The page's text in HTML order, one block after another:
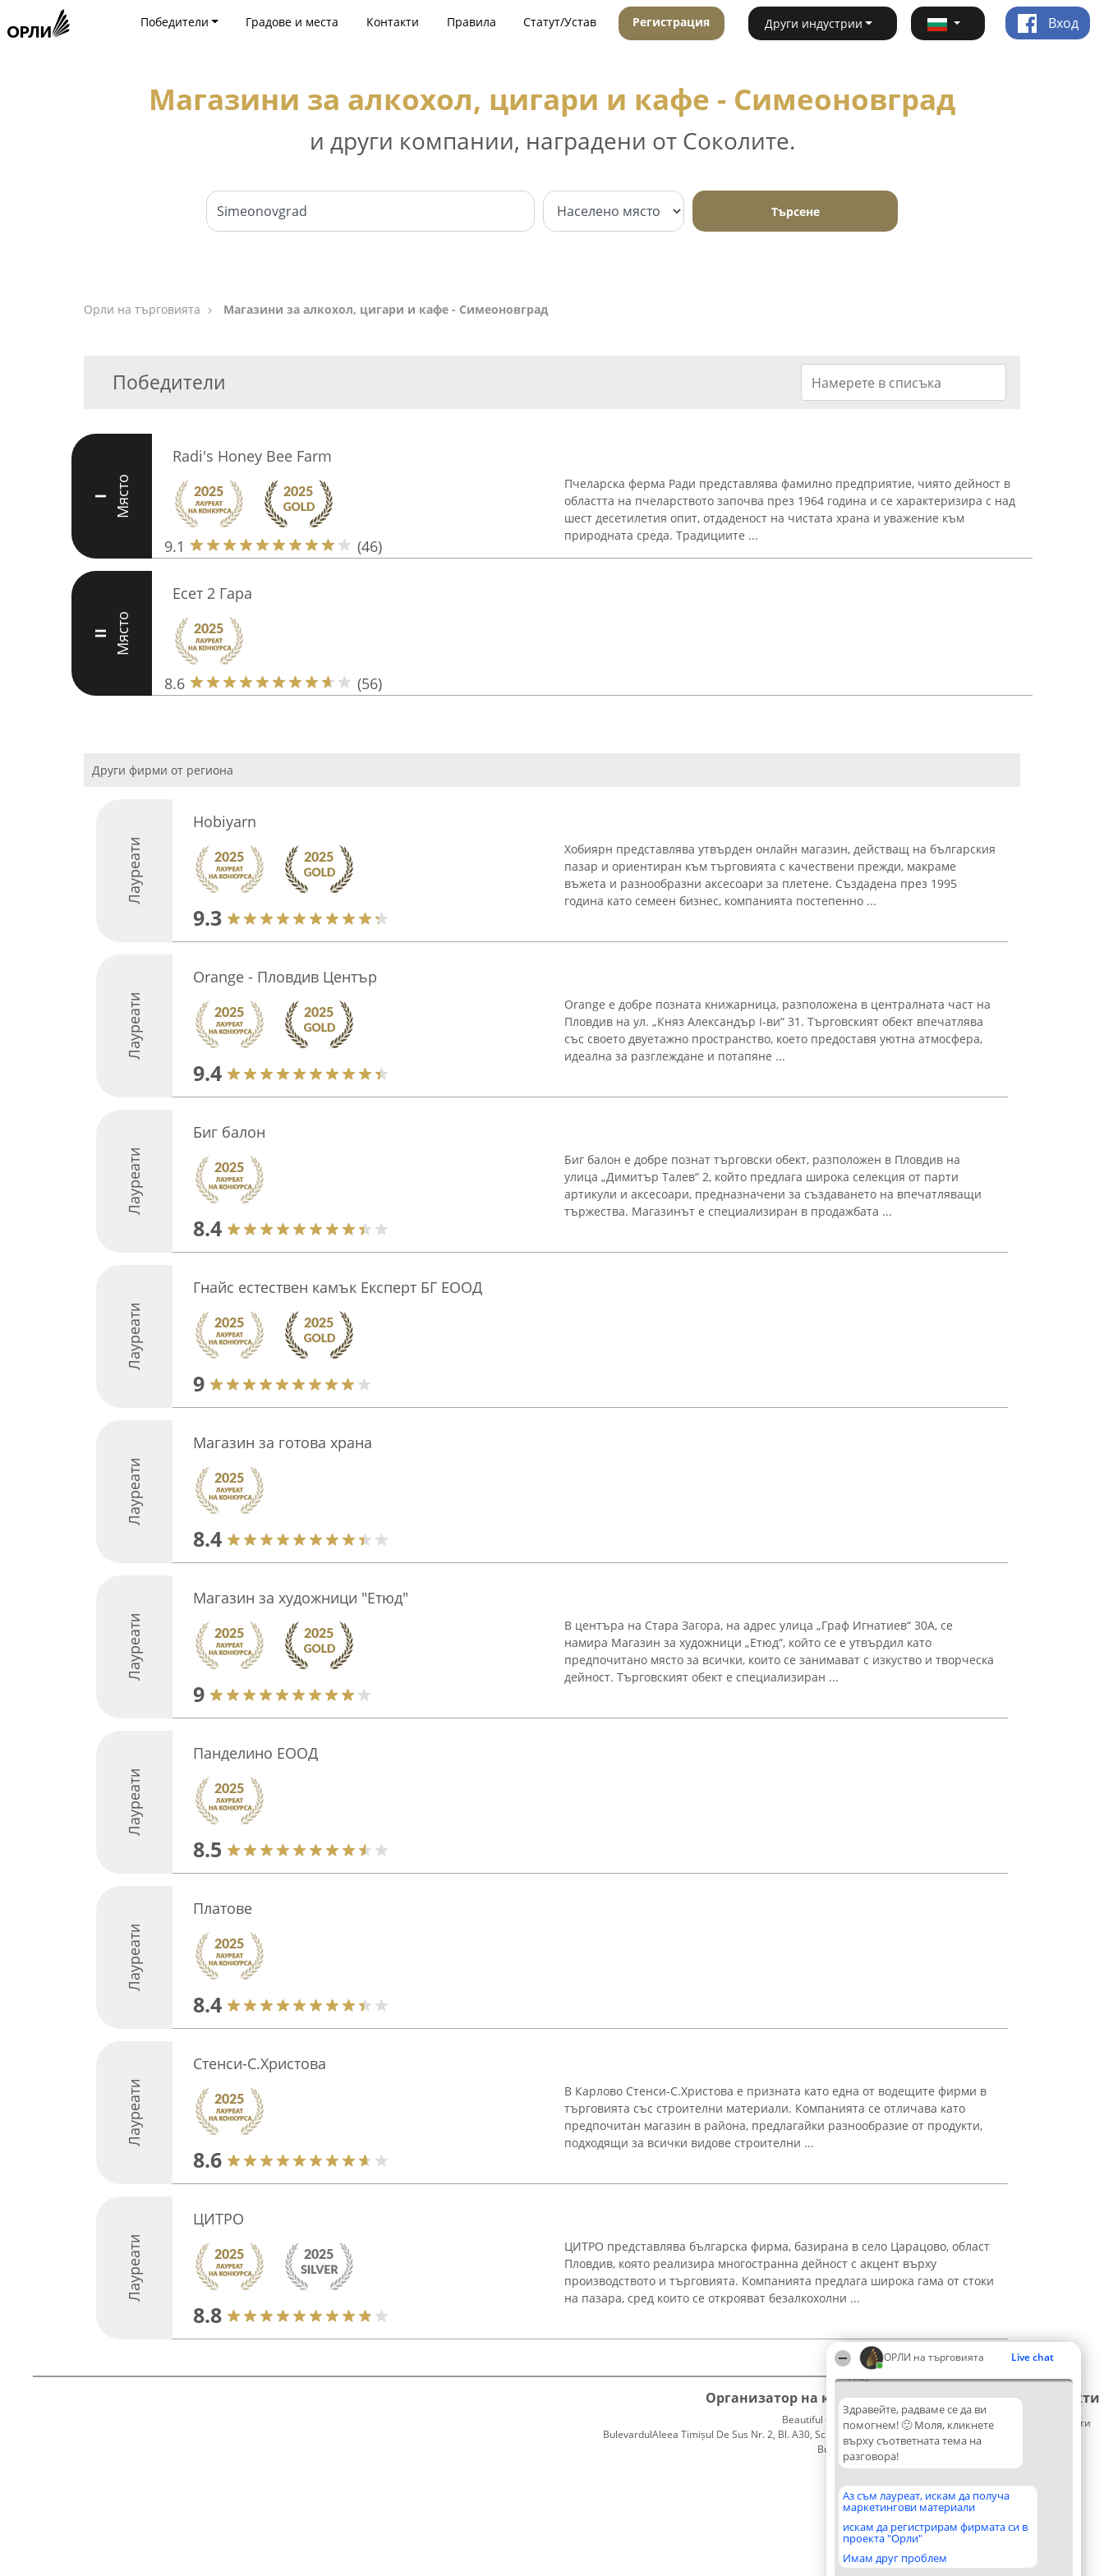
ОРЛИ на търговията Live chat
11:45
Здравейте, радваме се да ви
помогнем! 🙂 Моля, кликнете
върху съответната тема на
разговора!
Аз съм лауреат, искам да получа
маркетингови материали
искам да регистрирам фирмата си в
проекта "Орли"
Имам друг проблем
Победители Градове и места Контакти Правила Статут/Устав Регистрация Други индустрии Вход
Магазини за алкохол, цигари и кафе - Симеоновград
и други компании, наградени от Соколите.
Търсене
Орли на търговията Магазини за алкохол, цигари и кафе - Симеоновград
Победители
I Място
Radi's Honey Bee Farm
9.1 (46)
Пчеларска ферма Ради представлява фамилно предприятие, чиято дейност в
областта на пчеларството започва през 1964 година и се характеризира с над
шест десетилетия опит, отдаденост на чистата храна и уважение към
природната среда. Традициите ...
II Място
Есет 2 Гара
8.6 (56)
Други фирми от региона
Лауреати
Hobiyarn
9.3
Хобиярн представлява утвърден онлайн магазин, действащ на българския
пазар и ориентиран към търговията с качествени прежди, макраме
въжета и разнообразни аксесоари за плетене. Създадена през 1995
година като семеен бизнес, компанията постепенно ...
Лауреати
Orange - Пловдив Център
9.4
Orange е добре позната книжарница, разположена в централната част на
Пловдив на ул. „Княз Александър I-ви“ 31. Търговският обект впечатлява
със своето двуетажно пространство, което предоставя уютна атмосфера,
идеална за разглеждане и потапяне ...
Лауреати
Биг балон
8.4
Биг балон е добре познат търговски обект, разположен в Пловдив на
улица „Димитър Талев“ 2, който предлага широка селекция от парти
артикули и аксесоари, предназначени за създаването на впечатляващи
тържества. Магазинът е специализиран в продажбата ...
Лауреати
Гнайс естествен камък Експерт БГ ЕООД
9
Лауреати
Магазин за готова храна
8.4
Лауреати
Магазин за художници "Етюд"
9
В центъра на Стара Загора, на адрес улица „Граф Игнатиев“ 30А, се
намира Магазин за художници „Етюд“, който се е утвърдил като
предпочитано място за всички, които се занимават с изкуство и творческа
дейност. Търговският обект е специализиран ...
Лауреати
Панделино ЕООД
8.5
Лауреати
Платове
8.4
Лауреати
Стенси-С.Христова
8.6
В Карлово Стенси-С.Христова е призната като една от водещите фирми в
търговията със строителни материали. Компанията се отличава като
предпочитан магазин в района, предлагайки разнообразие от продукти,
подходящи за всички видове строителни ...
Лауреати
ЦИТРО
8.8
ЦИТРО представлява българска фирма, базирана в село Царацово, област
Пловдив, която реализира многостранна дейност с акцент върху
производството и търговията. Компанията предлага широка гама от стоки
на пазара, сред които се открояват безалкохолни ...
Организатор на класиране
Beautiful Company S.R.L.
BulevardulAleea Timișul De Sus Nr. 2, Bl. A30, Sc. A, Et. 4, Ap. 13
București 53-238
CUI 36737675
Класация
Победители
Списък
на
Правила
Статут/
Устав
Политика
поверителност
Контакти
Контакти